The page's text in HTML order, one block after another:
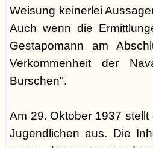
Weisung keinerlei
Auch wenn die
Gestapomann am
Verkommenheit der
Burschen".
Am 29. Oktober 1937
Jugendlichen aus. Die